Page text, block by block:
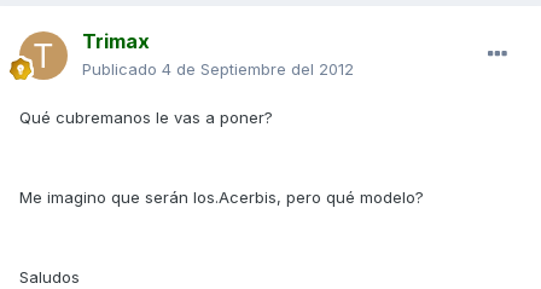
Trimax
Publicado 4 de Septiembre del 2012
Qué cubremanos le vas a poner?
Me imagino que serán los.Acerbis, pero qué modelo?
Saludos